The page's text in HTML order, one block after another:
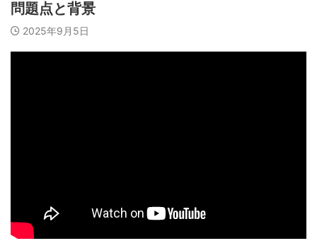
問題点と背景
2025年9月5日